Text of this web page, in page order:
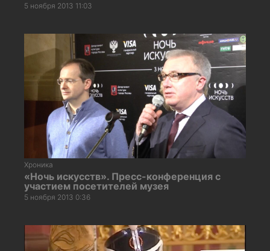
5 ноября 2013 11:03
Хроника
«Ночь искусств». Пресс-конференция с
участием посетителей музея
5 ноября 2013 0:36